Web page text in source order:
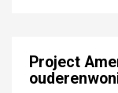
Project